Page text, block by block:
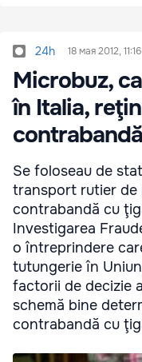
24h 18 мая 2012, 11:16
Microbuz,
în Italia,
Se foloseau de
transport rutier de
contrabandă cu
Investigarea
o întreprindere
tutungerie în
factorii de decizie
schemă bine
contrabandă cu